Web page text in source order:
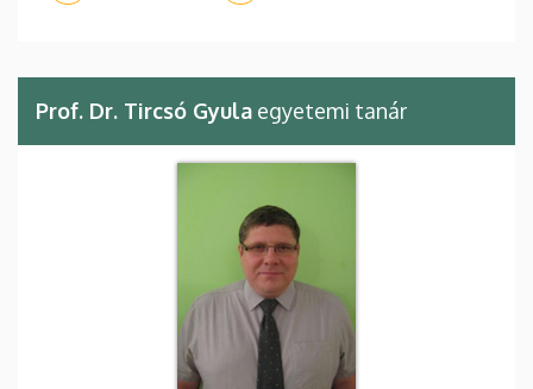
Prof. Dr. Tircsó Gyula egyetemi tanár